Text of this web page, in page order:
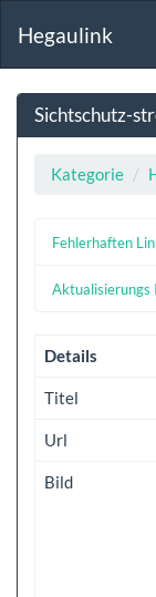
Hegaulink
Sichtschutz-
Kategorie
Fehlerhaften
Aktualisierungs
Details
Titel
Url
Bild